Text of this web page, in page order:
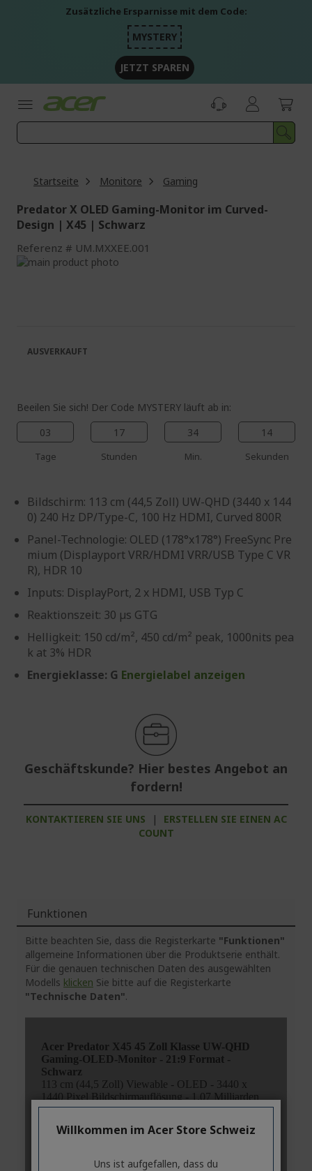
Zusätzliche Ersparnisse mit dem Code:
MYSTERY
JETZT SPAREN
Startseite Monitore Gaming
Predator X OLED Gaming-Monitor im Curved-
Design | X45 | Schwarz
Referenz UM.MXXEE.001
Zum
Beeilen Sie sich! Der Code MYSTERY läuft ab in:
03
Tage
17
Stunden
34
Min.
13
Sekunden
Bildschirm: 113 cm (44,5 Zoll) UW-QHD (3440 x 144
0) 240 Hz DP/Type-C, 100 Hz HDMI, Curved 800R
Panel-Technologie: OLED (178°x178°) FreeSync Pre
mium (Displayport VRR/HDMI VRR/USB Type C VR
R), HDR 10
Inputs: DisplayPort, 2 x HDMI, USB Typ C
Reaktionszeit: 30 µs GTG
Helligkeit: 150 cd/m², 450 cd/m² peak, 1000nits pea
k at 3% HDR
Energieklasse: G Energielabel anzeigen
Geschäftskunde? Hier bestes Angebot an
fordern!
KONTAKTIEREN SIE UNS |
ERSTELLEN SIE EINEN AC
COUNT
AUSVERKAUFT
Funktionen
Bitte beachten Sie, dass die Registerkarte "Funktionen"
allgemeine Informationen über die Produktserie enthält.
Für die genauen technischen Daten des ausgewählten
Modells klicken Sie bitte auf die Registerkarte
"Technische Daten".
Willkommen im Acer Store Schweiz
Uns ist aufgefallen, dass du